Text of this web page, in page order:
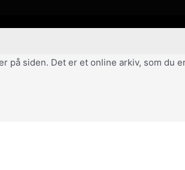
siden. Det er et online arkiv, som du